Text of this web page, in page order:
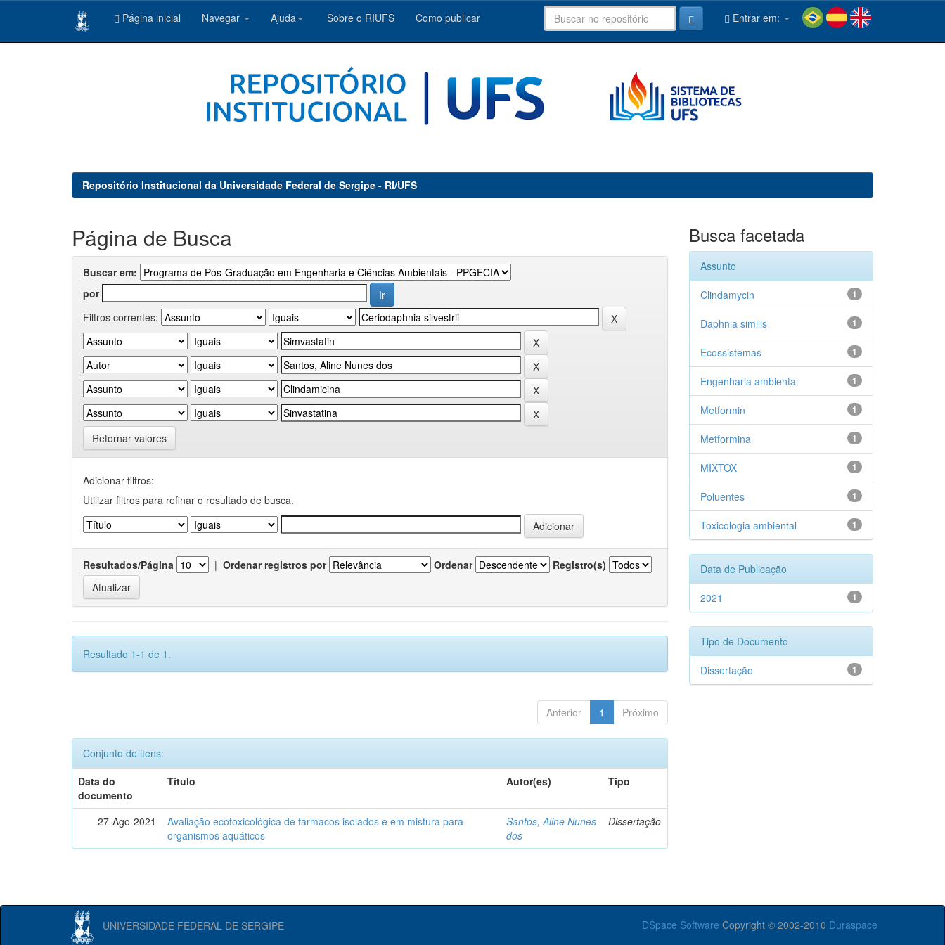
Página inicial Navegar Ajuda Sobre o RIUFS Como publicar Entrar em:
Repositório Institucional da Universidade Federal de Sergipe - RI/UFS
Página de Busca
Buscar em:
por
Filtros correntes:
Retornar valores
Adicionar filtros:
Utilizar filtros para refinar o resultado de busca.
Resultados/Página | Ordenar registros por Ordenar Registro(s)
Resultado 1-1 de 1.
Anterior 1 Próximo
Conjunto de itens:
Data do
documento
Título Autor(es) Tipo
27-Ago-2021
Avaliação ecotoxicológica de fármacos isolados e em mistura para
organismos aquáticos
Santos, Aline Nunes
dos
Dissertação
Busca facetada
Assunto
1
Clindamycin
1
Daphnia similis
1
Ecossistemas
1
Engenharia ambiental
1
Metformin
1
Metformina
1
MIXTOX
1
Poluentes
1
Toxicologia ambiental
Data de Publicação
1
2021
Tipo de Documento
1
Dissertação
UNIVERSIDADE FEDERAL DE SERGIPE DSpace Software Copyright © 2002-2010 Duraspace